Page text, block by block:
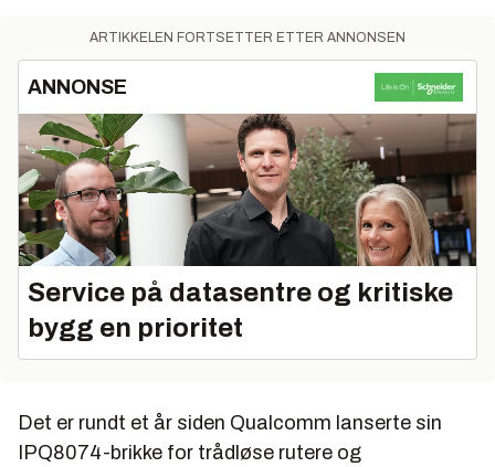
forskerne har klart å utnytte multipath til noe positivt i
stedet for å lage problemer.
MIMO øker ytelsen ved å bruke flere smarte sendere
og mottakere – og antenner – og kombinerer flere
datastrømmer som kommer fra ulike retninger og til
ulike tidspunkter.
ARTIKKELEN FORTSETTER ETTER ANNONSEN
ANNONSE
Service på datasentre og kritiske
bygg en prioritet
Det er rundt et år siden Qualcomm lanserte sin
IPQ8074-brikke for trådløse rutere og